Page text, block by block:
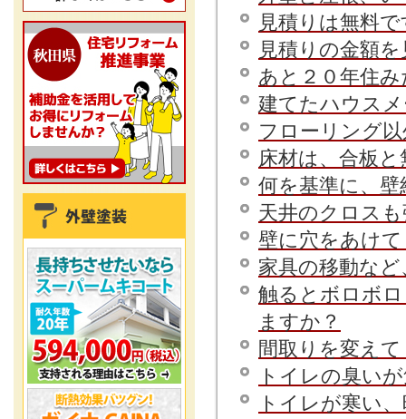
見積りは無料
見積りの金額
あと２０年住
建てたハウス
フローリング
床材は、合板
何を基準に、
天井のクロス
壁に穴をあけ
家具の移動な
触るとボロボ
ますか？
間取りを変え
トイレの臭い
トイレが寒い